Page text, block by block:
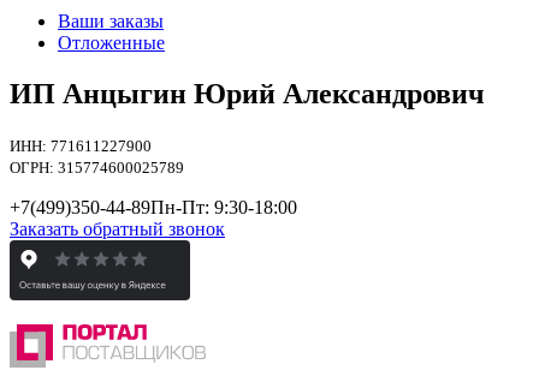
Ваши заказы
Отложенные
ИП Анцыгин Юрий Александрович
ИНН: 771611227900
ОГРН: 315774600025789
+7(499)350-44-89Пн-Пт: 9:30-18:00
Заказать обратный звонок